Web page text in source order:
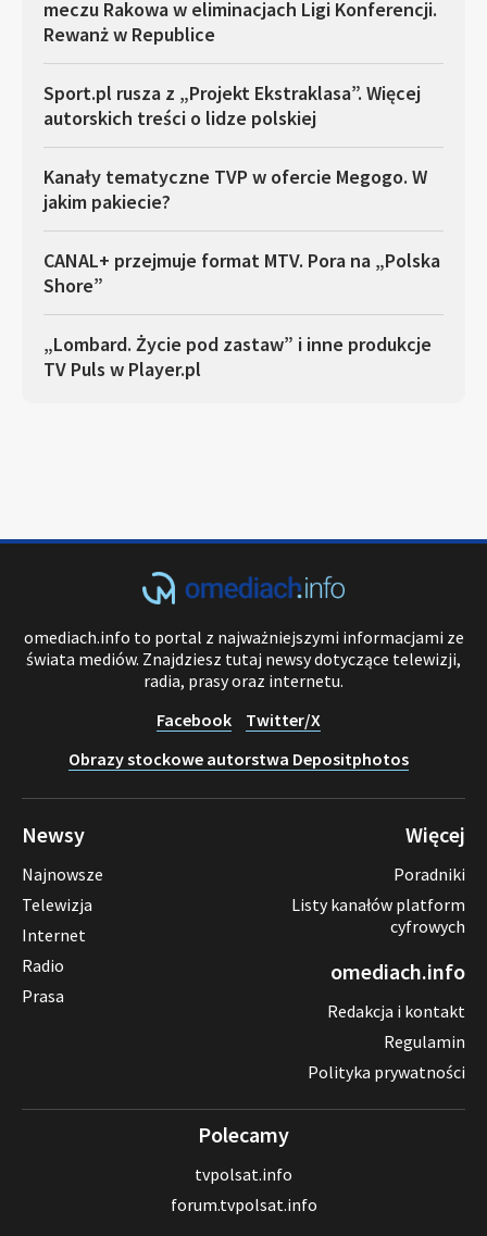
meczu Rakowa w eliminacjach Ligi Konferencji.
Rewanż w Republice
Sport.pl rusza z „Projekt Ekstraklasa”. Więcej
autorskich treści o lidze polskiej
Kanały tematyczne TVP w ofercie Megogo. W
jakim pakiecie?
CANAL+ przejmuje format MTV. Pora na „Polska
Shore”
„Lombard. Życie pod zastaw” i inne produkcje
TV Puls w Player.pl
omediach.info to portal z najważniejszymi informacjami ze
świata mediów. Znajdziesz tutaj newsy dotyczące telewizji,
radia, prasy oraz internetu.
Facebook
Twitter/X
Obrazy stockowe autorstwa Depositphotos
Newsy
Najnowsze
Telewizja
Internet
Radio
Prasa
Więcej
Poradniki
Listy kanałów platform
cyfrowych
omediach.info
Redakcja i kontakt
Regulamin
Polityka prywatności
Polecamy
tvpolsat.info
forum.tvpolsat.info